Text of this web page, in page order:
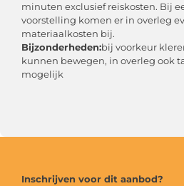
minuten exclusief reiskosten. Bij
voorstelling komen er in overleg
materiaalkosten bij.
Bijzonderheden:bij voorkeur
kunnen bewegen, in overleg ook
mogelijk
Inschrijven voor dit aanbod?